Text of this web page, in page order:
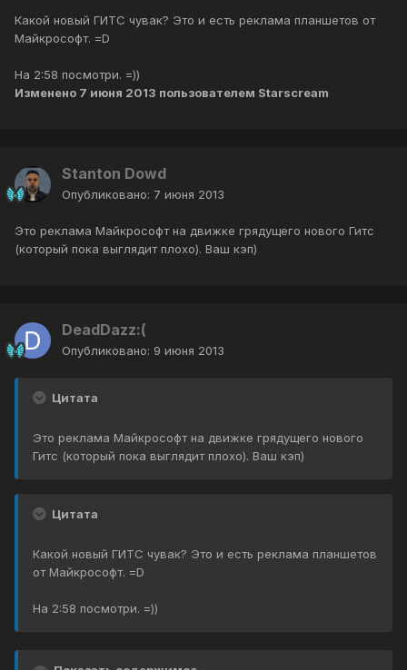
Какой новый ГИТС чувак? Это и есть реклама планшетов от
Майкрософт. =D
На 2:58 посмотри. =))
Изменено 7 июня 2013 пользователем Starscream
Stanton Dowd
Опубликовано: 7 июня 2013
Это реклама Майкрософт на движке грядущего нового Гитс
(который пока выглядит плохо). Ваш кэп)
DeadDazz:(
Опубликовано: 9 июня 2013
Цитата
Это реклама Майкрософт на движке грядущего нового
Гитс (который пока выглядит плохо). Ваш кэп)
Цитата
Какой новый ГИТС чувак? Это и есть реклама планшетов
от Майкрософт. =D
На 2:58 посмотри. =))